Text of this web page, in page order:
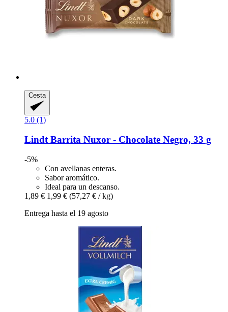
Cesta
5.0 (1)
Lindt Barrita Nuxor -​ Chocolate Negro, 33 g
-5%
Con avellanas enteras.
Sabor aromático.
Ideal para un descanso.
1,89 € 1,99 € (57,27 € / kg)
Entrega hasta el 19 agosto